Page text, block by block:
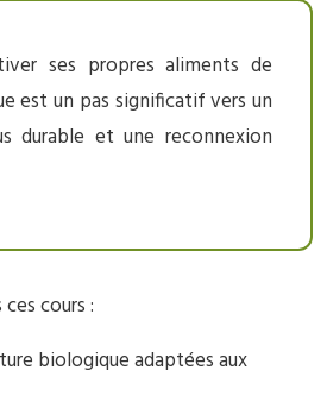
ses propres aliments de
est un pas significatif vers un
durable et une reconnexion
cours :
biologique adaptées aux